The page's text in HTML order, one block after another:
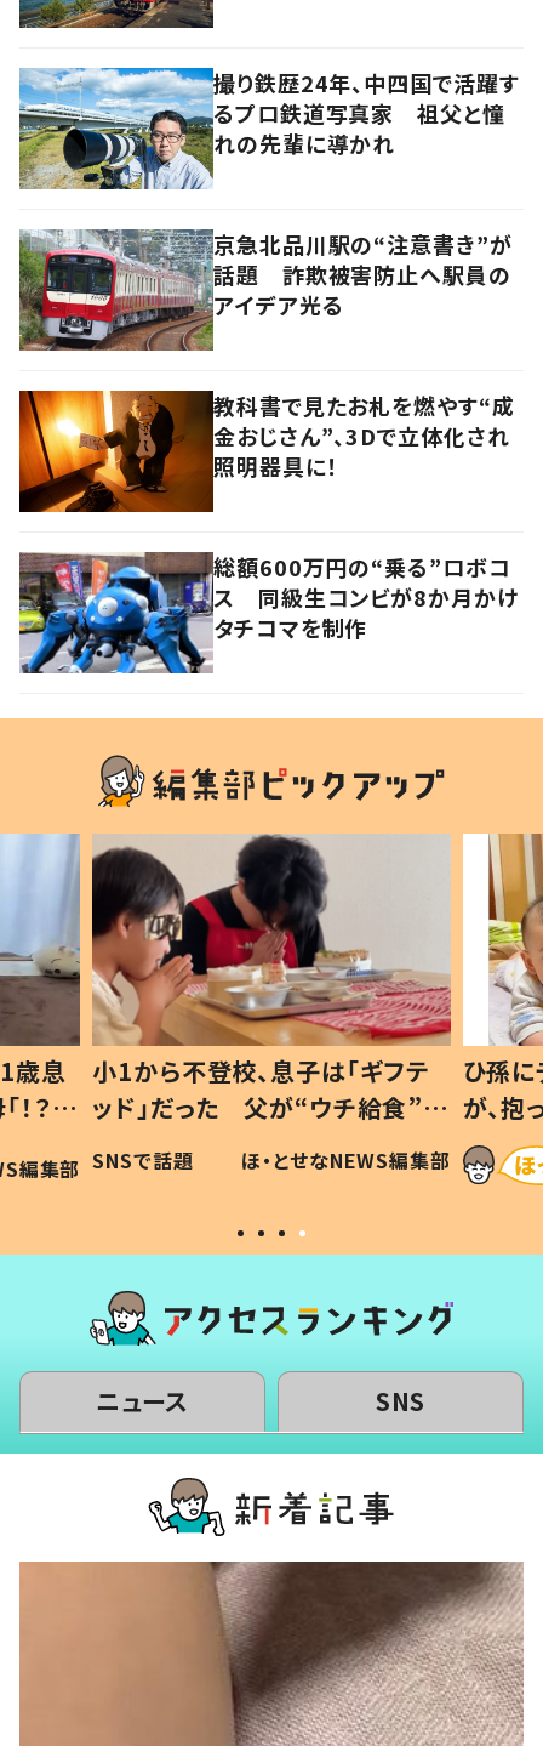
撮り鉄歴24年、中四国で活躍す
るプロ鉄道写真家 祖父と憧
れの先輩に導かれ
京急北品川駅の“注意書き”が
話題 詐欺被害防止へ駅員の
アイデア光る
教科書で見たお札を燃やす“成
金おじさん”、3Dで立体化され
照明器具に！
総額600万円の“乗る”ロボコ
ス 同級生コンビが8か月かけ
タチコマを制作
歳息
？」
編集部
小1から不登校、息子は「ギフテ
ッド」だった 父が“ウチ給食”を
作り続ける理由とは #令和の親
#令和の子
SNSで話題 ほ・とせなNEWS編集部
ひ孫
が、
「涙が
い」
ニュース SNS